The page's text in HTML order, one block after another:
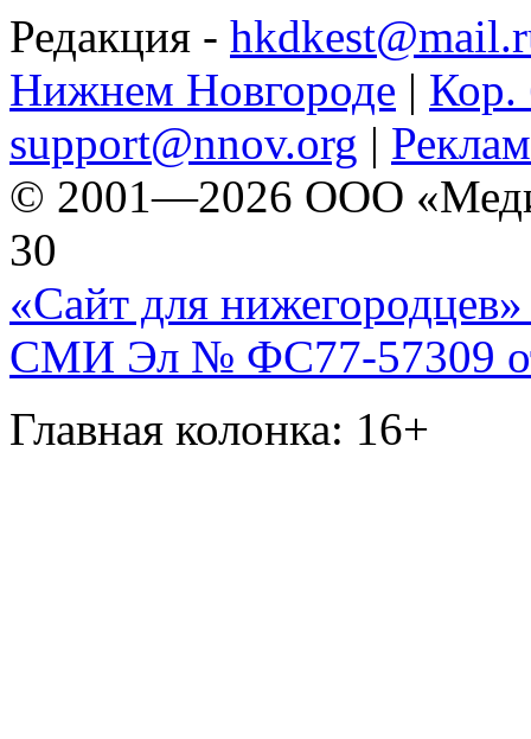
Редакция -
Нижнем Новгороде | Кор.
support@nnov.org |
© 2001—2026 ООО
30
«Сайт для нижегородцев»
СМИ Эл № ФС77-57309
Главная колонка: 16+